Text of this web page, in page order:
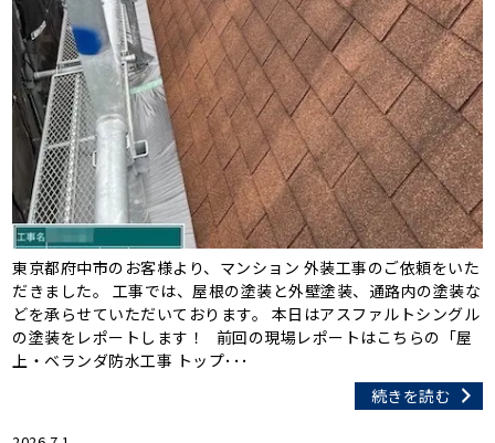
東京都府中市のお客様より、マンション 外装工事のご依頼をいた
だきました。 工事では、屋根の塗装と外壁塗装、通路内の塗装な
どを承らせていただいております。 本日はアスファルトシングル
の塗装をレポートします！ 前回の現場レポートはこちらの「屋
上・ベランダ防水工事 トップ･･･
続きを読む